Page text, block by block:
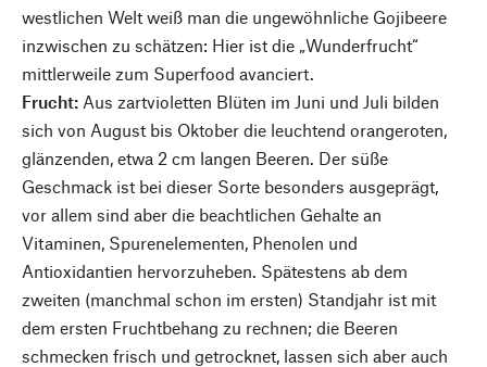
westlichen Welt weiß man die ungewöhnliche Gojibeere
inzwischen zu schätzen: Hier ist die „Wunderfrucht“
mittlerweile zum Superfood avanciert.
Frucht: Aus zartvioletten Blüten im Juni und Juli bilden
sich von August bis Oktober die leuchtend orangeroten,
glänzenden, etwa 2 cm langen Beeren. Der süße
Geschmack ist bei dieser Sorte besonders ausgeprägt,
vor allem sind aber die beachtlichen Gehalte an
Vitaminen, Spurenelementen, Phenolen und
Antioxidantien hervorzuheben. Spätestens ab dem
zweiten (manchmal schon im ersten) Standjahr ist mit
dem ersten Fruchtbehang zu rechnen; die Beeren
schmecken frisch und getrocknet, lassen sich aber auch